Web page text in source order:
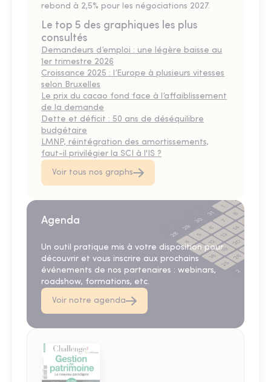
rebond à 2,5% pour les négociations 2027.
Le top 5 des graphiques les plus
consultés
Demandeurs d’emploi : une légère baisse au
1er trimestre 2026
Croissance 2025 : l’Europe à plusieurs vitesses
selon Bruxelles
Le prix du cacao fond face à l’affaiblissement
de la demande
Dette et déficit : 50 ans de déséquilibre
budgétaire
LMNP, réintégration des amortissements,
faut-il privilégier la SCI à l'IS ?
Voir tous nos graphs
Agenda
Un outil pratique mis à votre disposition pour
découvrir et vous inscrire aux prochains
événements de nos partenaires : webinars,
roadshow, formations, etc.
Voir notre agenda